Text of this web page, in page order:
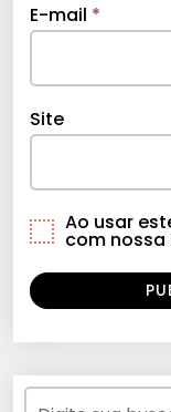
E-mail *
Site
Ao usar
com nossa